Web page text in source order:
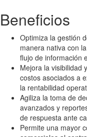
Beneficios
Optimiza la gestión
manera nativa con
flujo de información
Mejora la visibilidad
costos asociados a
la rentabilidad
Agiliza la toma de
avanzados y
de respuesta ante
Permite una mayor